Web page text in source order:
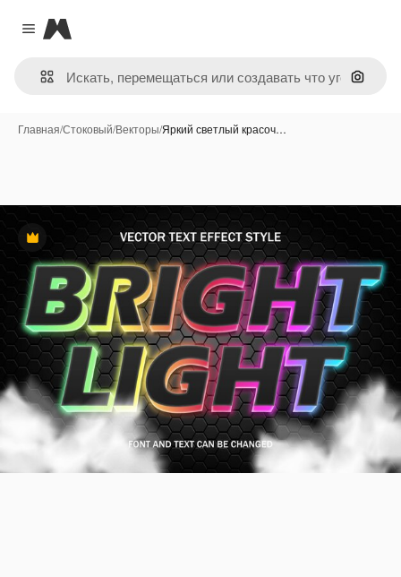
Close menu
Magnific
Поиск
Главная/Стоковый/Векторы/Яркий светлый красоч…
Премиум